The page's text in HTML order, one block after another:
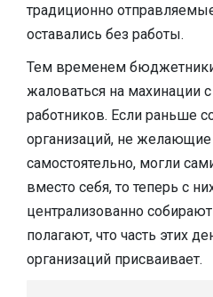
традиционно
оставались без работы.
Тем временем
жаловаться на
работников. Если раньше
организаций, не желающие
самостоятельно, могли
вместо себя, то теперь с
централизованно
полагают, что часть этих
организаций присваивает.